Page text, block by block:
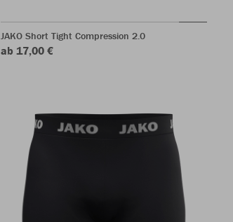
JAKO Short Tight Compression 2.0
ab 17,00 €